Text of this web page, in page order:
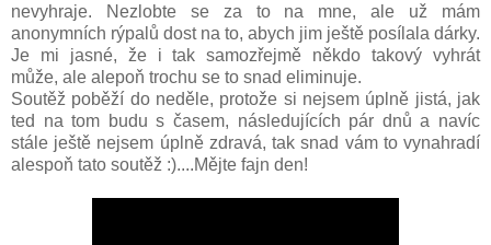
nevyhraje. Nezlobte se za to na mne, ale už mám
anonymních rýpalů dost na to, abych jim ještě posílala dárky.
Je mi jasné, že i tak samozřejmě někdo takový vyhrát
může, ale alepoň trochu se to snad eliminuje.
Soutěž poběží do neděle, protože si nejsem úplně jistá, jak
ted na tom budu s časem, následujících pár dnů a navíc
stále ještě nejsem úplně zdravá, tak snad vám to vynahradí
alespoň tato soutěž :)....Mějte fajn den!